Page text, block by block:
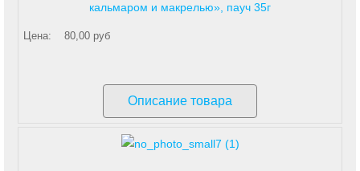
кальмаром и макрелью», пауч 35г
Цена: 80,00 руб
Описание товара